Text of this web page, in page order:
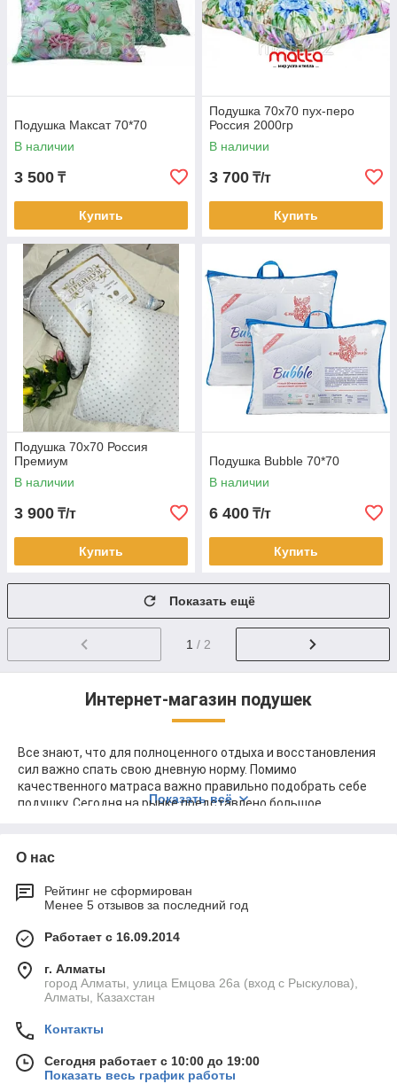
Подушка Максат 70*70
В наличии
3 500 ₸
Купить
Подушка 70х70 пух-перо
Россия 2000гр
В наличии
3 700 ₸/т
Купить
Подушка 70х70 Россия
Премиум
В наличии
3 900 ₸/т
Купить
Подушка Bubble 70*70
В наличии
6 400 ₸/т
Купить
Показать ещё
1 / 2
Интернет-магазин подушек
Все знают, что для полноценного отдыха и восстановления
сил важно спать свою дневную норму. Помимо
качественного матраса важно правильно подобрать себе
подушку. Сегодня на рынке представлено большое
выборе стоит учитывать такие факторы как возраст, пол,
чаще всего спит.
По форме они могут быть с подшейными валиками,
прямоугольные или квадратные. Если вы спите на боку, то
лучше всего подойдет ортопедическая подушка, если на
спине — оптимальным выбором будет классическая форма.
Специалисты утверждают, что подушка не должна
попадать под плечи, а только поддерживать шейный отдел
Для тех, кто любит спать на спине или боку подойдут
модели с высотой 10-13 см, для сна на спине рекомендуют
высоту 8-10 см. Если матрас мягкий, то подушку стоит
Показать всё
О нас
Рейтинг не сформирован
Менее 5 отзывов за последний год
Работает с 16.09.2014
г. Алматы
город Алматы, улица Емцова 26а (вход с Рыскулова),
Алматы, Казахстан
Контакты
Сегодня работает с 10:00 до 19:00
Показать весь график работы